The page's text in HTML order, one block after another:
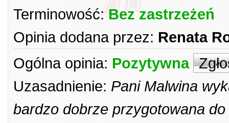
Terminowość: Bez zastrzeżeń
Opinia dodana przez: Renata
Ogólna opinia: Pozytywna
Uzasadnienie: Pani Malwina
bardzo dobrze przygotowana